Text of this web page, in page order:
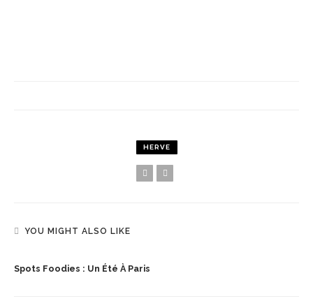
HERVE
YOU MIGHT ALSO LIKE
Spots Foodies : Un Été À Paris